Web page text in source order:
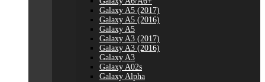
Galaxy A5 (2017)
Galaxy A5 (2016)
Galaxy A5
Galaxy A3 (2017)
Galaxy A3 (2016)
Galaxy A3
Galaxy A02s
Galaxy Alpha